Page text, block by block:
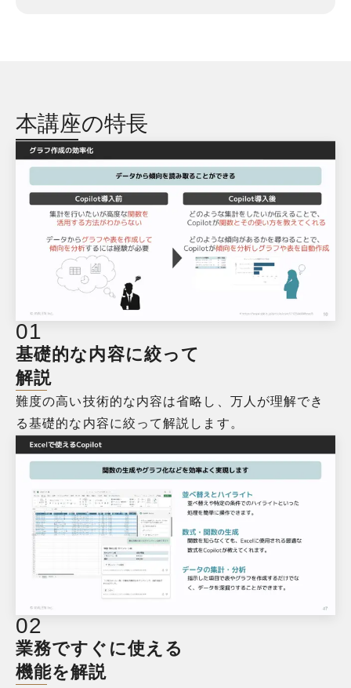
本講座の特長
01
基礎的な内容に絞って
解説
難度の高い技術的な内容は省略し、万人が理解でき
る基礎的な内容に絞って解説します。
02
業務ですぐに使える
機能を解説